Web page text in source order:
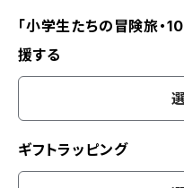
「小学生たちの冒険旅・
援する
ギフトラッピング